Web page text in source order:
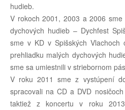
hudieb.
V rokoch 2001, 2003 a 2006 sme
dychových hudieb – Dychfest
sme v KD v Spišských Vlachoch
prehliadku malých dychových
sme sa umiestnili v striebornom
V roku 2011 sme z vystúpení
spracovali na CD a DVD
taktiež z koncertu v roku